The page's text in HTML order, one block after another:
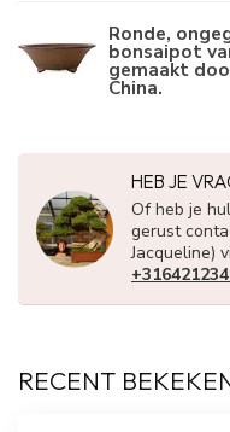
Ronde,
bonsaipot
gemaakt
China.
HEB JE
Of heb je
gerust
Jacqueline)
RECENT